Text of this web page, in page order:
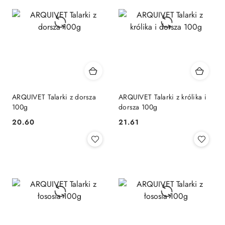
ARQUIVET Talarki z dorsza
100g
Cena:
20.60
ARQUIVET Talarki z królika i
dorsza 100g
Cena:
21.61